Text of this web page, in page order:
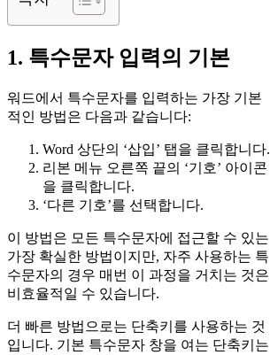
1. 특수문자 입력의 기본
워드에서 특수문자를 입력하는 가장 기본
적인 방법은 다음과 같습니다:
Word 상단의 ‘삽입’ 탭을 클릭합니다.
리본 메뉴 오른쪽 끝의 ‘기호’ 아이콘
을 클릭합니다.
‘다른 기호’를 선택합니다.
이 방법은 모든 특수문자에 접근할 수 있는
가장 확실한 방법이지만, 자주 사용하는 특
수문자의 경우 매번 이 과정을 거치는 것은
비효율적일 수 있습니다.
더 빠른 방법으로는 단축키를 사용하는 것
입니다. 기본 특수문자 창을 여는 단축키는